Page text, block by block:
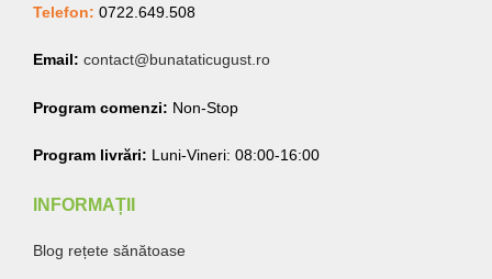
Telefon: 0722.649.508
Email: contact@bunataticugust.ro
Program comenzi: Non-Stop
Program livrări: Luni-Vineri: 08:00-16:00
INFORMAȚII
Blog rețete sănătoase